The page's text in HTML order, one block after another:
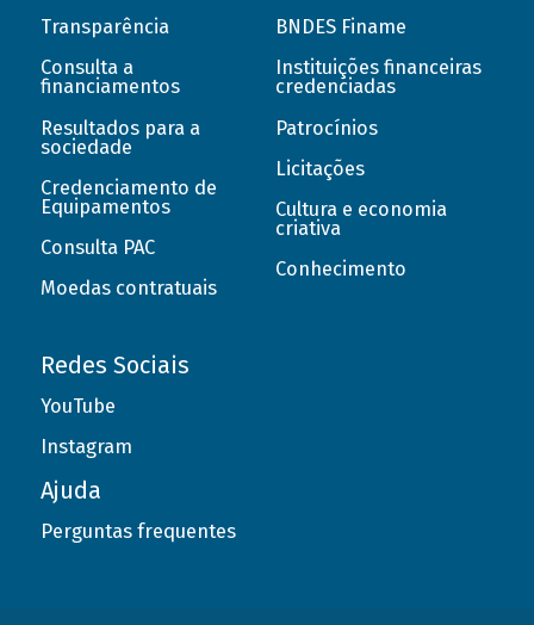
Transparência
Consulta a
financiamentos
Resultados para a
sociedade
Credenciamento de
Equipamentos
Consulta PAC
Moedas contratuais
BNDES Finame
Instituições financeiras
credenciadas
Patrocínios
Licitações
Cultura e economia
criativa
Conhecimento
Redes Sociais
YouTube
Instagram
Ajuda
Perguntas frequentes